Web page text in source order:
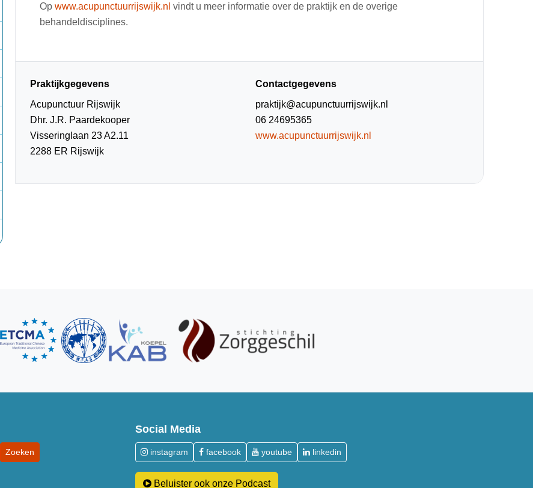
Opwww.acupunctuurrijswijk.nlvindt u meer informatie over de praktijk en de overige
behandeldisciplines.
Praktijkgegevens
Acupunctuur Rijswijk
Dhr. J.R. Paardekooper
Visseringlaan 23 A2.11
2288 ER Rijswijk
Contactgegevens
praktijk@acupunctuurrijswijk.nl
06 24695365
www.acupunctuurrijswijk.nl
Social Media
instagram facebook youtube linkedin
Beluister ook onze Podcast